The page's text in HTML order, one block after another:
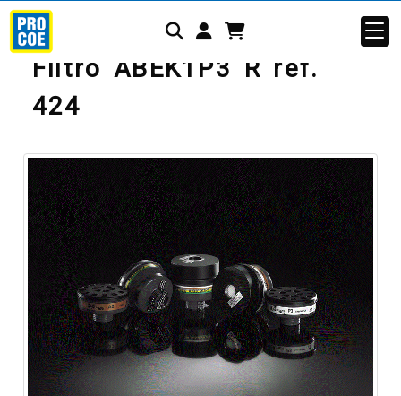
Identifícate
Filtro ABEK1P3 R ref.
424